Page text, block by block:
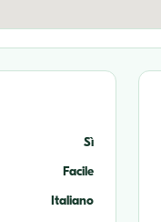
Sì
Facile
Italiano